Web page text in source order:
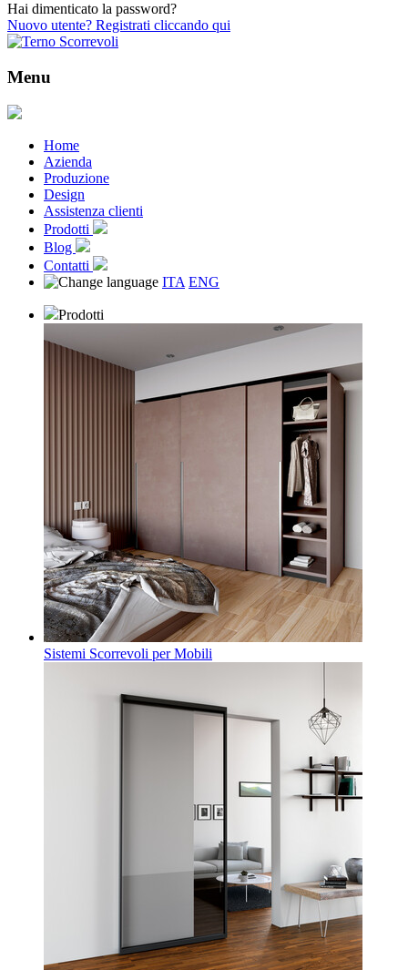
Hai dimenticato la password?
Nuovo utente? Registrati cliccando qui
Menu
Home
Azienda
Produzione
Design
Assistenza clienti
Prodotti
Blog
Contatti
ITA ENG
Prodotti
Sistemi Scorrevoli per Mobili